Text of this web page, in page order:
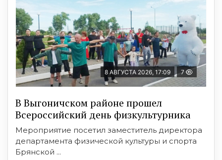
8 АВГУСТА 2026, 17:09 7
В Выгоничском районе прошел
Всероссийский день физкультурника
Мероприятие посетил заместитель директора
департамента физической культуры и спорта
Брянской ...